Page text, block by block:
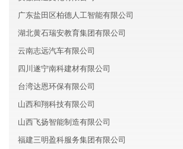
广东盐田区柏德人工智能有限公司
湖北黄石瑞安教育集团有限公司
云南志远汽车有限公司
四川遂宁南科建材有限公司
台湾达恩环保有限公司
山西和翔科技有限公司
山西飞扬智能制造有限公司
福建三明盈科服务集团有限公司